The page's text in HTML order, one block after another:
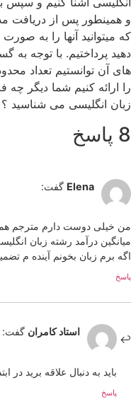
و همینطور پس از
که میتوانید آنها را به
دهید پرداختیم. با توجه
های آن توانستیم تعداد
را ارائه کنیم شما دیگر
زبان انگلیسی می شناسید ؟
8 پاسخ
Elena گفت:
من خیلی دوست دارم مترجم
میانگین درآمد رشته زبان
اگه برم زبان بخونم آینده م
پاسخ
استاد کامران گفت:
باید به دنبال علاقه برید در
پاسخ